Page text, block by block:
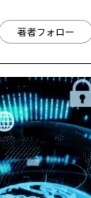
著者フォロー